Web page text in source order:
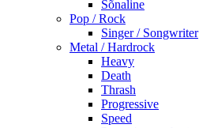
Sõnaline
Pop / Rock
Singer / Songwriter
Metal / Hardrock
Heavy
Death
Thrash
Progressive
Speed